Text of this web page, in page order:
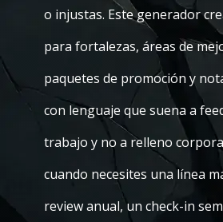
o injustas. Este generador
para fortalezas, áreas de
paquetes de promoción y
con lenguaje que suena a
trabajo y no a relleno
cuando necesites una línea
review anual, un check-in